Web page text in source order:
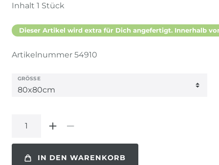
Inhalt 1 Stück
Dieser Artikel wird extra für Dich angefertigt. Innerhalb
Artikelnummer 54910
GRÖSSE
IN DEN WARENKORB